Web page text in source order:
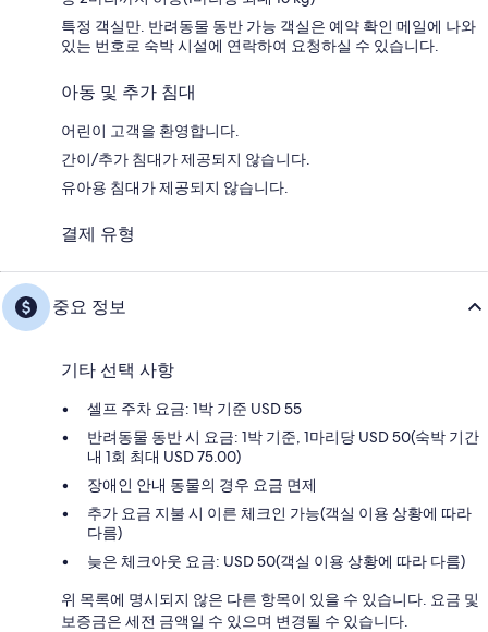
특정 객실만. 반려동물 동반 가능 객실은 예약 확인 메일에 나와
있는 번호로 숙박 시설에 연락하여 요청하실 수 있습니다.
아동 및 추가 침대
어린이 고객을 환영합니다.
간이/추가 침대가 제공되지 않습니다.
유아용 침대가 제공되지 않습니다.
결제 유형
중요 정보
기타 선택 사항
셀프 주차 요금: 1박 기준 USD 55
반려동물 동반 시 요금: 1박 기준, 1마리당 USD 50(숙박 기간
내 1회 최대 USD 75.00)
장애인 안내 동물의 경우 요금 면제
추가 요금 지불 시 이른 체크인 가능(객실 이용 상황에 따라
다름)
늦은 체크아웃 요금: USD 50(객실 이용 상황에 따라 다름)
위 목록에 명시되지 않은 다른 항목이 있을 수 있습니다. 요금 및
보증금은 세전 금액일 수 있으며 변경될 수 있습니다.